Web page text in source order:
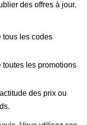
des offres à jour.
tous les codes
toutes les promotions
des prix ou